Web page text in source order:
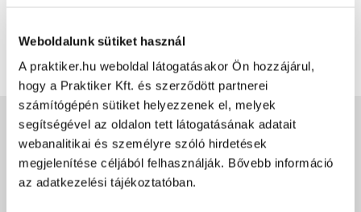
Weboldalunk sütiket használ
A praktiker.hu weboldal látogatásakor Ön hozzájárul,
hogy a Praktiker Kft. és szerződött partnerei
számítógépén sütiket helyezzenek el, melyek
segítségével az oldalon tett látogatásának adatait
webanalitikai és személyre szóló hirdetések
megjelenítése céljából felhasználják. Bővebb információ
az adatkezelési tájékoztatóban.
További értékelések
Jótállás, szavatosság
Csomagolási és súly információk